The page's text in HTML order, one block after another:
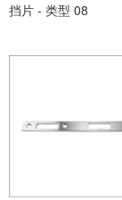
挡片 - 类型 08